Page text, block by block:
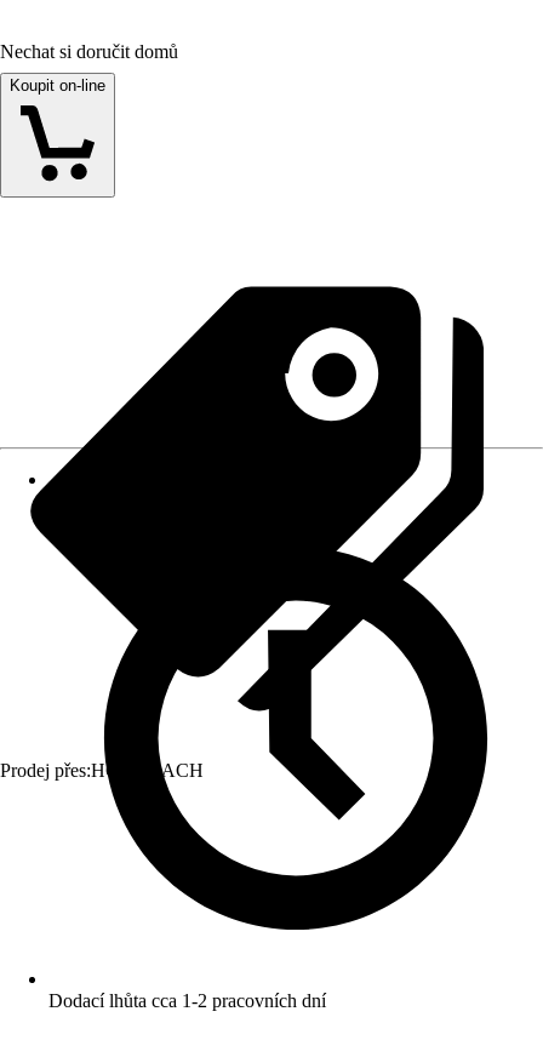
Nechat si doručit domů
Koupit on-line
Prodej přes:HORNBACH
Dodací lhůta cca 1-2 pracovních dní